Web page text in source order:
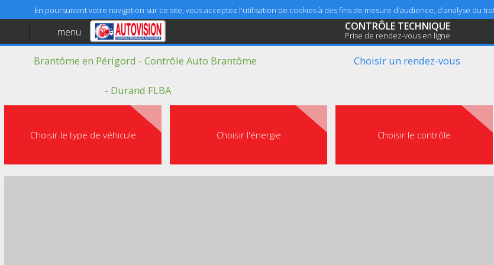
En poursuivant votre navigation sur ce site, vous acceptez l'utilisation de cookies à des fins de mesure d'audience, d'analyse du
Aide
menu CONTRÔLE TECHNIQUE
Prise de rendez-vous en ligne
Brantôme en Périgord - Contrôle Auto Brantôme
- Durand FLBA
Choisir un rendez-vous
Choisir le type de véhicule Choisir l'énergie Choisir le contrôle